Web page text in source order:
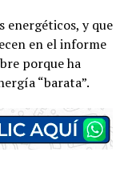
energéticos, y que
en el informe
porque ha
“barata”.